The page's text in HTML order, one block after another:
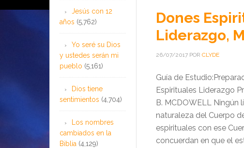
Dones
Liderazgo,
26/07/2017 POR CLYDE
Guía de
Espirituales Liderazgo
B. MCDOWELL Ningún
naturaleza del Cuerpo
espirituales con ese
concuerdan en que el
Jesús con 12
años (5,762)
Yo seré su Dios
y ustedes serán mi
pueblo (5,161)
Dios tiene
sentimientos (4,704)
Los nombres
cambiados en la
Biblia (4,129)